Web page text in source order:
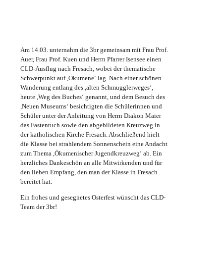
Am 14.03. unternahm die 3br gemeinsam mit Frau Prof.
Auer, Frau Prof. Kuen und Herrn Pfarrer Isensee einen
CLD-Ausflug nach Fresach, wobei der thematische
Schwerpunkt auf ,Ökumene‘ lag. Nach einer schönen
Wanderung entlang des ,alten Schmugglerweges‘,
heute ,Weg des Buches‘ genannt, und dem Besuch des
,Neuen Museums‘ besichtigten die Schülerinnen und
Schüler unter der Anleitung von Herrn Diakon Maier
das Fastentuch sowie den abgebildeten Kreuzweg in
der katholischen Kirche Fresach. Abschließend hielt
die Klasse bei strahlendem Sonnenschein eine Andacht
zum Thema ,Ökumenischer Jugendkreuzweg‘ ab. Ein
herzliches Dankeschön an alle Mitwirkenden und für
den lieben Empfang, den man der Klasse in Fresach
bereitet hat.
Ein frohes und gesegnetes Osterfest wünscht das CLD-
Team der 3br!